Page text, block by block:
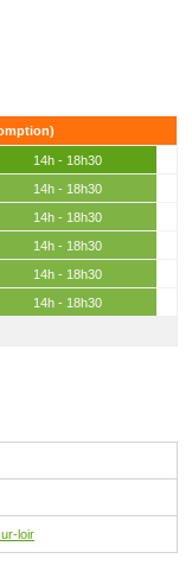
14h - 18h30
14h - 18h30
14h - 18h30
14h - 18h30
14h - 18h30
14h - 18h30
loir